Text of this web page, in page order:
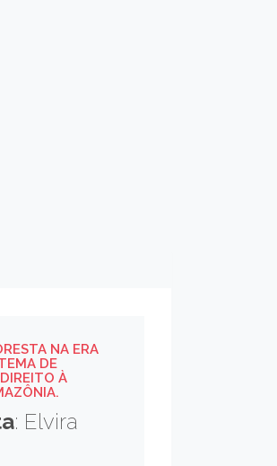
NA ERA
DE
À
: Elvira